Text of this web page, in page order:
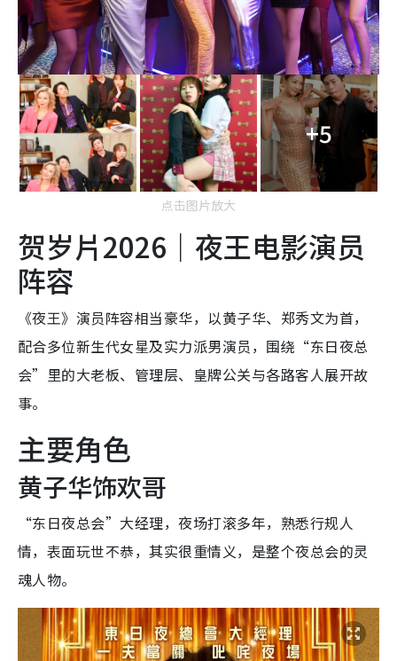
+5
点击图片放大
贺岁片2026｜夜王电影演员
阵容
《夜王》演员阵容相当豪华，以黄子华、郑秀文为首，
配合多位新生代女星及实力派男演员，围绕“东日夜总
会”里的大老板、管理层、皇牌公关与各路客人展开故
事。
主要角色
黄子华饰欢哥
“东日夜总会”大经理，夜场打滚多年，熟悉行规人
情，表面玩世不恭，其实很重情义，是整个夜总会的灵
魂人物。